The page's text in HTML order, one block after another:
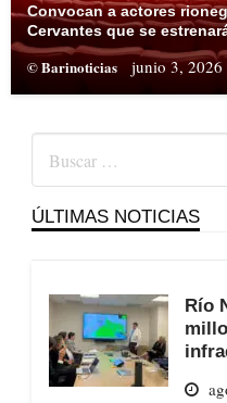
Convocan a actores
Cervantes que se
© Barinoticias junio 3, 2026
ÚLTIMAS NOTICIAS
Río